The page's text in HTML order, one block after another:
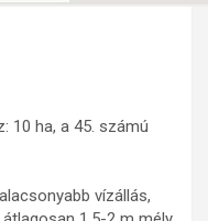
10 ha, a 45. számú
vízállás,